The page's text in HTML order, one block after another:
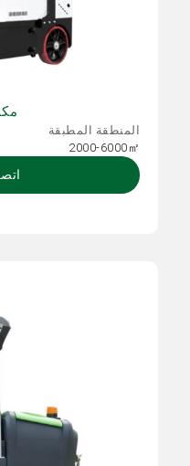
المنطقة المطبقة
2000-6000㎡